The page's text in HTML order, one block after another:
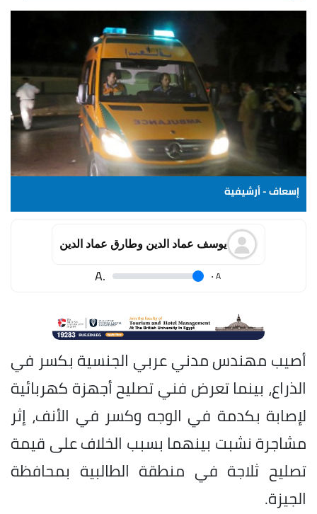
إسعاف - أرشيفية
يوسف عماد الدين وطارق عماد الدين
A
.
.A
أصيب مهندس مدني عربي الجنسية بكسر في
الذراع، بينما تعرض فني تصليح أجهزة كهربائية
لإصابة بكدمة في الوجه وكسر في الأنف، إثر
مشاجرة نشبت بينهما بسبب الخلاف على قيمة
تصليح ثلاجة في منطقة الطالبية بمحافظة
الجيزة.